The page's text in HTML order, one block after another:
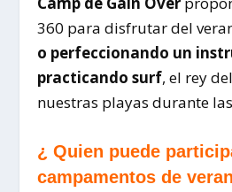
360 para disfrutar del
o perfeccionando un
practicando surf, el rey
nuestras playas durante
¿ Quien puede
campamentos de